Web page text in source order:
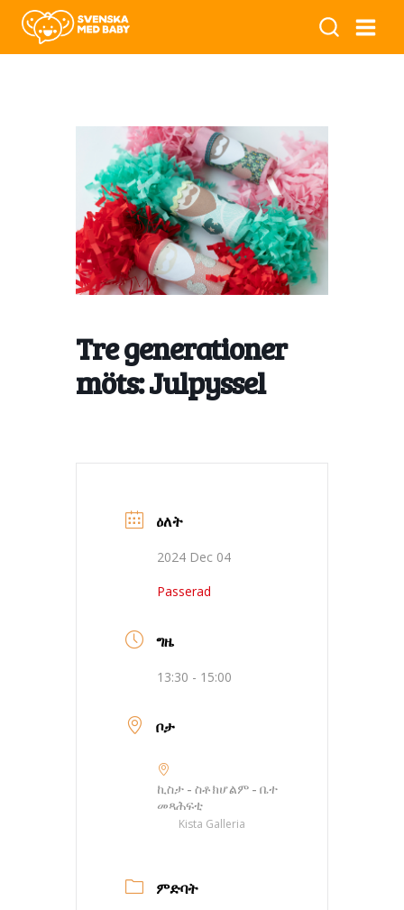
Tre generationer
möts: Julpyssel
ዕለት
2024 Dec 04
Passerad
ግዜ
13:30 - 15:00
ቦታ
ኪስታ - ስቶክሆልም - ቤተ
መጻሕፍቲ
Kista Galleria
ምድባት